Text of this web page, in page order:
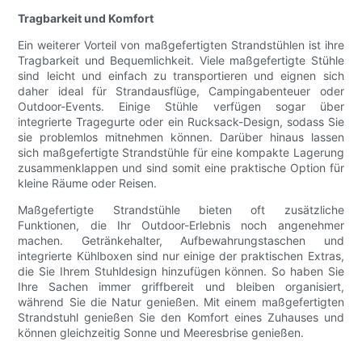
Tragbarkeit und Komfort
Ein weiterer Vorteil von maßgefertigten Strandstühlen ist ihre
Tragbarkeit und Bequemlichkeit. Viele maßgefertigte Stühle
sind leicht und einfach zu transportieren und eignen sich
daher ideal für Strandausflüge, Campingabenteuer oder
Outdoor-Events. Einige Stühle verfügen sogar über
integrierte Tragegurte oder ein Rucksack-Design, sodass Sie
sie problemlos mitnehmen können. Darüber hinaus lassen
sich maßgefertigte Strandstühle für eine kompakte Lagerung
zusammenklappen und sind somit eine praktische Option für
kleine Räume oder Reisen.
Maßgefertigte Strandstühle bieten oft zusätzliche
Funktionen, die Ihr Outdoor-Erlebnis noch angenehmer
machen. Getränkehalter, Aufbewahrungstaschen und
integrierte Kühlboxen sind nur einige der praktischen Extras,
die Sie Ihrem Stuhldesign hinzufügen können. So haben Sie
Ihre Sachen immer griffbereit und bleiben organisiert,
während Sie die Natur genießen. Mit einem maßgefertigten
Strandstuhl genießen Sie den Komfort eines Zuhauses und
können gleichzeitig Sonne und Meeresbrise genießen.